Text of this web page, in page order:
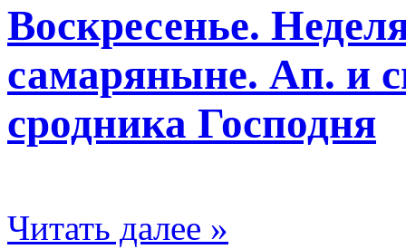
Воскресенье.
самаряныне. Ап. и
сродника Господня
Читать далее »